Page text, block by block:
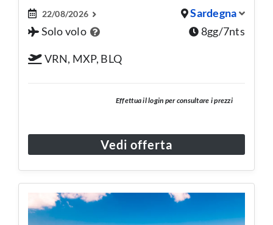
22/08/2026
Sardegna
Solo volo
8gg/7nts
VRN, MXP, BLQ
Effettua il login per consultare i prezzi
Vedi offerta